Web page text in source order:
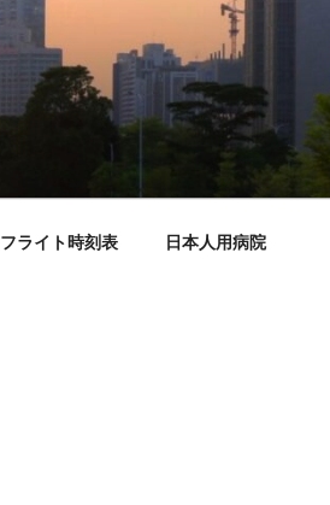
フライト時刻表 日本人用病院